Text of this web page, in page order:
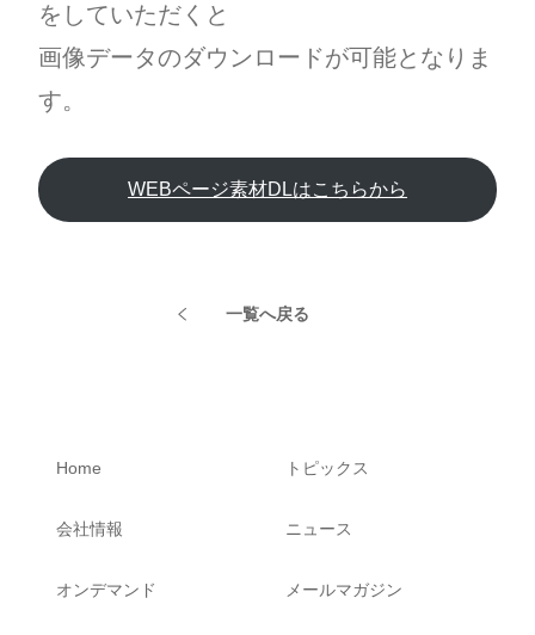
をしていただくと
画像データのダウンロードが可能となりま
す。
WEBページ素材DLはこちらから
一覧へ戻る
Home
会社情報
オンデマンド
トピックス
ニュース
メールマガジン